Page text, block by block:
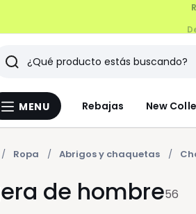
Menu
MENU Rebajas New
Buscar
Ropa Abrigos y chaquetas
de hombre56